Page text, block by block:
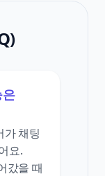
가 채팅
요.
갔을 때